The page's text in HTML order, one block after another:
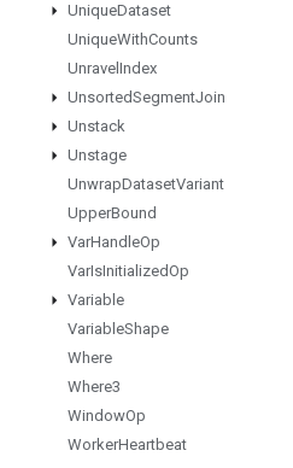
UniqueDataset
UniqueWithCounts
Unravel Index
UnsortedSegmentJoin
Unstack
Unstage
UnwrapDatasetVariant
UpperBound
VarHandleOp
VarIsInitializedOp
Variable
VariableShape
Where
Where3
WindowOp
WorkerHeartbeat